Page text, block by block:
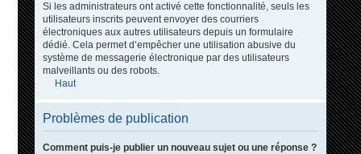
Si les administrateurs ont activé cette fonctionnalité, seuls les
utilisateurs inscrits peuvent envoyer des courriers
électroniques aux autres utilisateurs depuis un formulaire
dédié. Cela permet d’empêcher une utilisation abusive du
système de messagerie électronique par des utilisateurs
malveillants ou des robots.
Haut
Problèmes de publication
Comment puis-je publier un nouveau sujet ou une réponse ?